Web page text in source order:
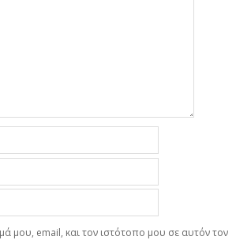
μου, email, και τον ιστότοπο μου σε αυτόν τον